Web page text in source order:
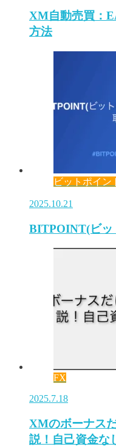
XM自動売買：
方法
ビットポイン
2025.10.21
BITPOINT(ビッ
FX
2025.7.18
XMのボーナス
説！自己資金な